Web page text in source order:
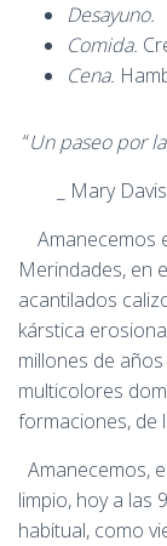
Desayuno.
Comida.
Cena.
“Un paseo por
_ Mary Davis_
Amanecemos
Merindades, en
acantilados
kárstica
millones de
multicolores
formaciones, de
Amanecemos,
limpio, hoy a las
habitual, como